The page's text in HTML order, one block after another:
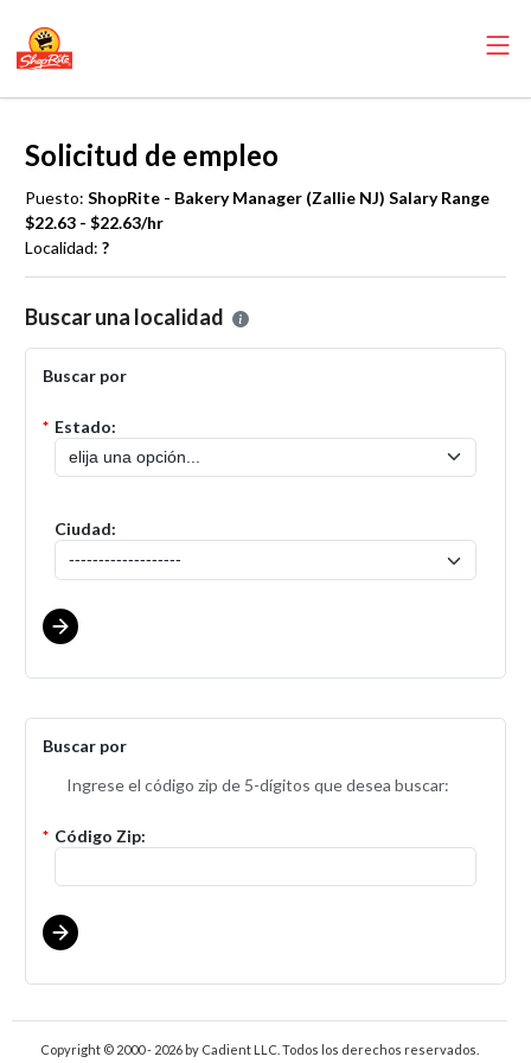
Solicitud de empleo
Puesto: ShopRite - Bakery Manager (Zallie NJ) Salary Range
$22.63 - $22.63/hr
Localidad: ?
Por favor, seleccione la localidad en la que desea presentar una
Buscar una localidad
Buscar por
* Estado:
Ciudad:
Buscar por
Ingrese el código zip de 5-dígitos que desea buscar:
* Código Zip:
Copyright © 2000 - 2026 by Cadient LLC. Todos los derechos reservados.